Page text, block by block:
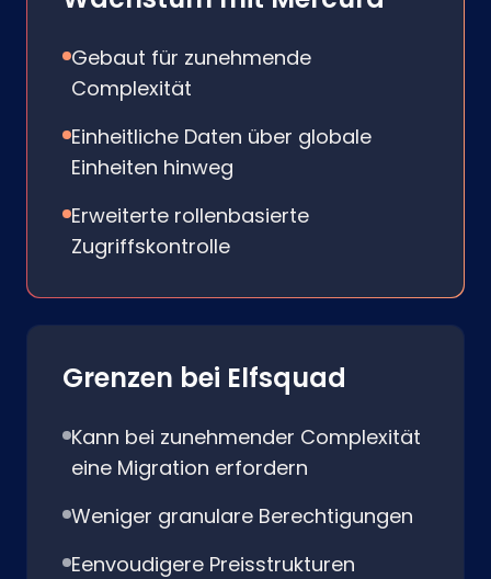
Gebaut für zunehmende
Complexität
Einheitliche Daten über globale
Einheiten hinweg
Erweiterte rollenbasierte
Zugriffskontrolle
Grenzen bei Elfsquad
Kann bei zunehmender Complexität
eine Migration erfordern
Weniger granulare Berechtigungen
Eenvoudigere Preisstrukturen